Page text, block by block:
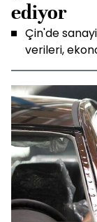
ediyor
Çin'de
verileri,